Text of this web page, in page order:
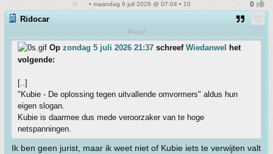
• maandag 6 juli 2026 @ 07:04 • 10
Ridocar
Papa²
Op zondag 5 juli 2026 21:37 schreef Wiedanwel
het
volgende:
[..]
"Kubie - De oplossing tegen uitvallende omvormers" aldus hun
eigen slogan.
Kubie is daarmee dus mede veroorzaker van te hoge
netspanningen.
Ik ben geen jurist, maar ik weet niet of Kubie iets te verwijten valt